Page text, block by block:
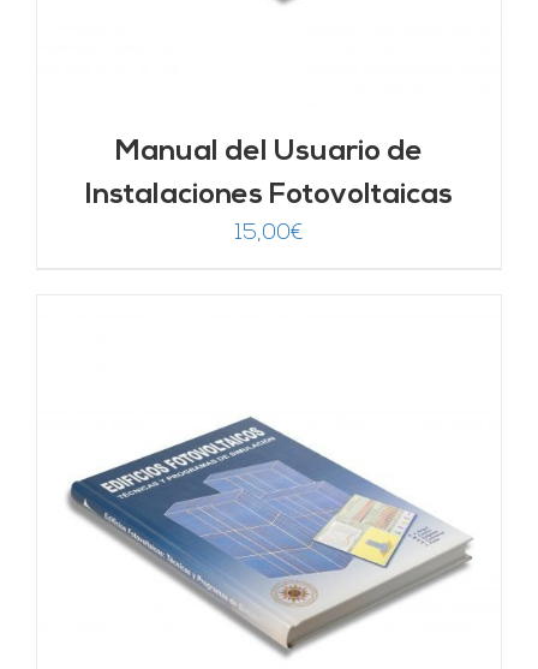
Manual del Usuario de
Instalaciones Fotovoltaicas
15,00€